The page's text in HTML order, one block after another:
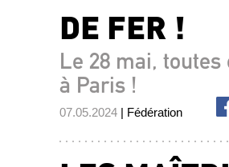
DE FER !
Le 28 mai, toutes
à Paris !
07.05.2024 | Fédération